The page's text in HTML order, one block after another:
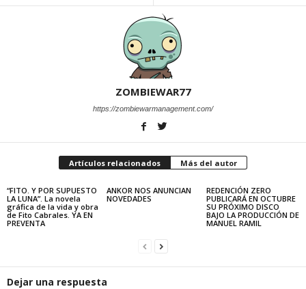
ZOMBIEWAR77
https://zombiewarmanagement.com/
Artículos relacionados Más del autor
“FITO. Y POR SUPUESTO
LA LUNA”. La novela
gráfica de la vida y obra
de Fito Cabrales. YA EN
PREVENTA
ANKOR NOS ANUNCIAN
NOVEDADES
REDENCIÓN ZERO
PUBLICARÁ EN OCTUBRE
SU PRÓXIMO DISCO
BAJO LA PRODUCCIÓN DE
MANUEL RAMIL
Dejar una respuesta